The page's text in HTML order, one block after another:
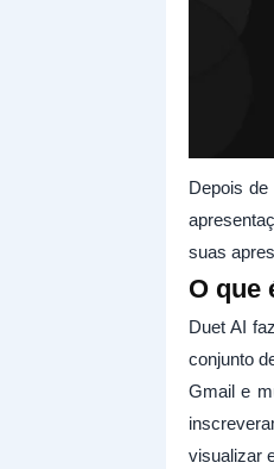
Depois
suas
O que
Duet AI
conjunto
Gmail e
visualizar